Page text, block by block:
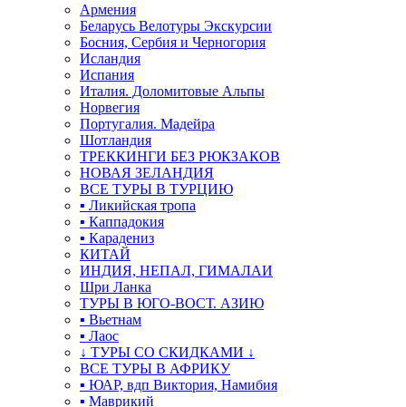
Армения
Беларусь Велотуры Экскурсии
Босния, Сербия и Черногория
Исландия
Испания
Италия. Доломитовые Альпы
Норвегия
Португалия. Мадейра
Шотландия
ТРЕККИНГИ БЕЗ РЮКЗАКОВ
НОВАЯ ЗЕЛАНДИЯ
ВСЕ ТУРЫ В ТУРЦИЮ
▪ Ликийская тропа
▪ Каппадокия
▪ Карадениз
КИТАЙ
ИНДИЯ, НЕПАЛ, ГИМАЛАИ
Шри Ланка
ТУРЫ В ЮГО-ВОСТ. АЗИЮ
▪ Вьетнам
▪ Лаос
↓ ТУРЫ СО СКИДКАМИ ↓
ВСЕ ТУРЫ В АФРИКУ
▪ ЮАР, вдп Виктория, Намибия
▪ Маврикий